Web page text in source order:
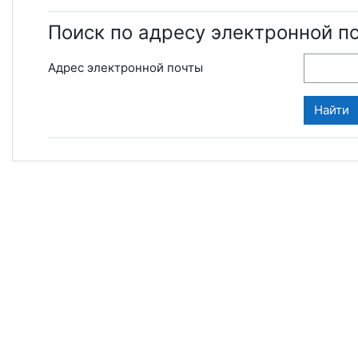
Поиск по адресу электронной
Адрес электронной почты